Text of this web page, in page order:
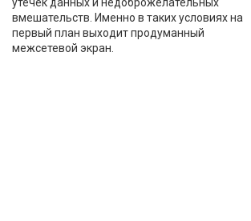
вмешательств. Именно в таких условиях на
первый план выходит продуманный
межсетевой экран.